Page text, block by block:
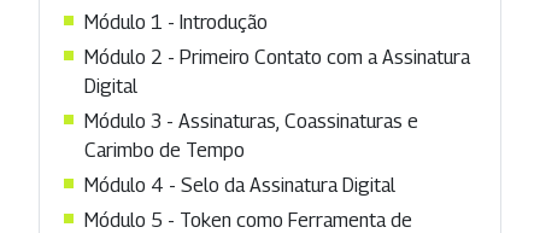
Módulo 1 - Introdução
Módulo 2 - Primeiro Contato com a Assinatura
Digital
Módulo 3 - Assinaturas, Coassinaturas e
Carimbo de Tempo
Módulo 4 - Selo da Assinatura Digital
Módulo 5 - Token como Ferramenta de